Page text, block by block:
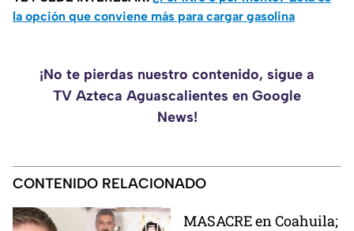
la opción que conviene más para cargar gasolina
¡No te pierdas nuestro contenido, sigue a
TV Azteca Aguascalientes en Google
News!
CONTENIDO RELACIONADO
MASACRE en Coahuila;